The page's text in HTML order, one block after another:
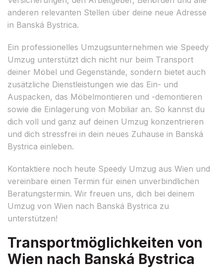
anderen relevanten Stellen über deine neue Adresse
in Banská Bystrica.
Ein professionelles Umzugsunternehmen wie Speedy
Umzug unterstützt dich nicht nur beim Transport
deiner Möbel und Gegenstände, sondern bietet auch
zusätzliche Dienstleistungen wie das Ein- und
Auspacken, das Möbelmontieren und -demontieren
sowie die Einlagerung von Mobiliar an. So kannst du
dich voll und ganz auf deinen Umzug konzentrieren
und dich stressfrei in dein neues Zuhause in Banská
Bystrica einleben.
Kontaktiere noch heute Speedy Umzug aus Wien und
vereinbare einen Termin für einen unverbindlichen
Beratungstermin. Wir freuen uns, dich bei deinem
Umzug von Wien nach Banská Bystrica zu
unterstützen!
Transportmöglichkeiten von
Wien nach Banská Bystrica